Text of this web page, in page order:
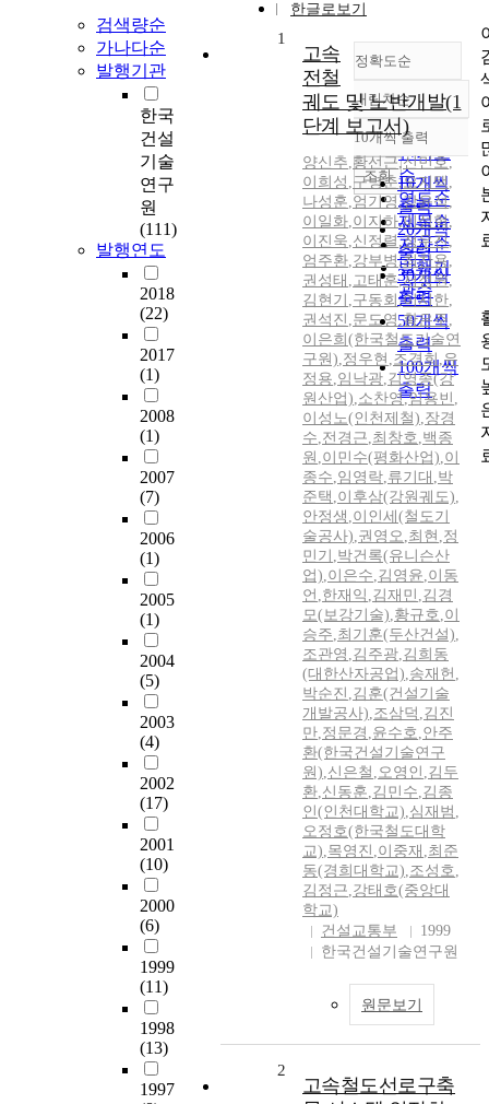
검색량순
가나다순
발행기관
한국
건설
기술
연구
원
(111)
발행연도
2018
(22)
2017
(1)
2008
(1)
2007
(7)
2006
(1)
2005
(1)
2004
(5)
2003
(4)
2002
(17)
2001
(10)
2000
(6)
1999
(11)
1998
(13)
1997
한글로보기
정확도순
정확도
순
인기도
순
연도순
제목순
저자순
발행기
관순
내림차순
내림차순
10개씩 출력
10개씩
출력
20개씩
출력
30개씩
출력
50개씩
출력
100개씩
출력
조회
1
고속
전철
궤도 및 노반개발(1
단계 보고서)
양신추,황선근,신민호,
이희성 ,구병춘,오지택,
나성훈,엄기영,강윤석,
이일화,이지하,이성혁,
이진욱,신정렬,정우진,
엄주환,강부병,최찬용,
권성태 ,고태훈,서정원,
김현기 ,구동회 ,이시한,
권석진 ,문도영,황은주,
이은희(한국철도기술연
구원),정우현 ,조경희,유
정용,임낙광,김영종(강
원산업),소찬영,임용빈 ,
이성노(인천제철),장경
수,전경근,최창호,백종
원 ,이민수(평화산업),이
종수,임영락,류기대 ,박
준택 ,이후삼(강원궤도),
안정생 ,이인세(철도기
술공사),권영오,최현 ,정
민기 ,박건록(유니슨산
업),이은수,김영윤,이동
언 ,한재익 ,김재민 ,김경
모(보강기술),황규호,이
승주,최기훈(두산건설),
조관영 ,김주광,김희동
(대한산자공업),송재헌 ,
박순진 ,김훈(건설기술
개발공사),조삼덕 ,김진
만,정문경 ,윤수호,안주
환(한국건설기술연구
원),신은철 ,오영인 ,김두
환,신동훈,김민수,김종
인(인천대학교),심재범 ,
오정호(한국철도대학
교),목영진 ,이중재 ,최준
동(경희대학교),조성호,
김정근,강태호(중앙대
학교)
건설교통부
1999
한국건설기술연구원
원문보기
2
고속철도선로구축